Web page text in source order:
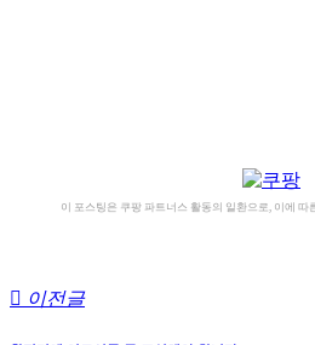
이 포스팅은 쿠팡 파트너스 활동의 일환으로, 이에
이전글